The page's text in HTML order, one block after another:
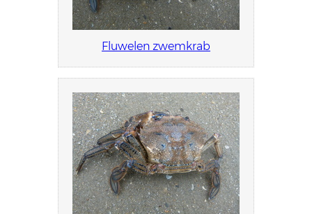
Fluwelen zwemkrab